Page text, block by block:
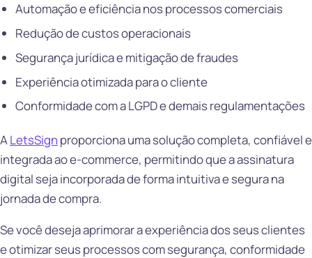
Automação e eficiência nos processos comerciais
Redução de custos operacionais
Segurança jurídica e mitigação de fraudes
Experiência otimizada para o cliente
Conformidade com a LGPD e demais regulamentações
ALetsSign proporciona uma solução completa, confiável e
integrada ao e-commerce, permitindo que a assinatura
digital seja incorporada de forma intuitiva e segura na
jornada de compra.
Se você deseja aprimorar a experiência dos seus clientes
e otimizar seus processos com segurança, conformidade